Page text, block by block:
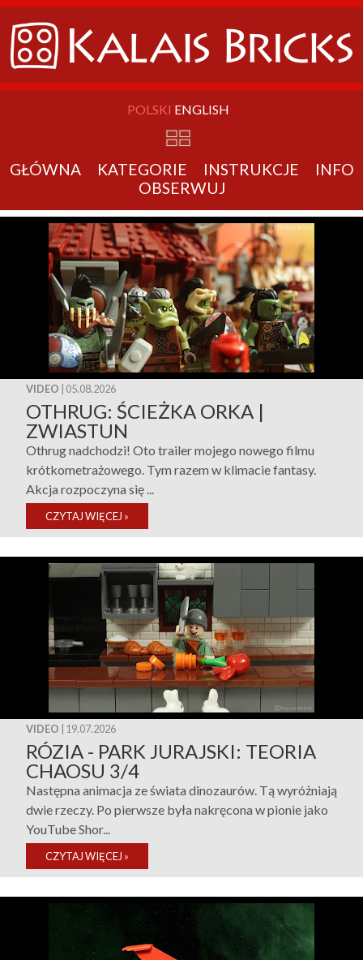
POLSKI ENGLISH
GŁÓWNA KATEGORIE INSTRUKCJE
INFO
OBSERWUJ
VIDEO | 05.08.2026
OTHRUG: ŚCIEŻKA ORKA |
ZWIASTUN
Othrug nadchodzi! Oto trailer mojego nowego filmu
krótkometrażowego. Tym razem w klimacie fantasy.
Akcja rozpoczyna się ...
CZYTAJ WIĘCEJ »
VIDEO | 19.07.2026
RÓZIA - PARK JURAJSKI: TEORIA
CHAOSU 3/4
Następna animacja ze świata dinozaurów. Tą wyróżniają
dwie rzeczy. Po pierwsze była nakręcona w pionie jako
YouTube Shor...
CZYTAJ WIĘCEJ »